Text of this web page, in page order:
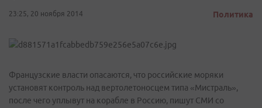
23:25, 20 ноября 2014 Политика
Французские власти опасаются, что российские моряки
установят контроль над вертолетоносцем типа «Мистраль»,
после чего уплывут на корабле в Россию, пишут СМИ со